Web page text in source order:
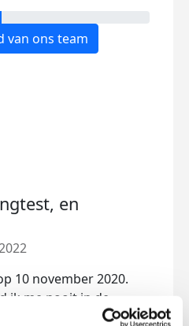
van ons team
en
10 november 2020.
ik me nooit in de
Vanaf het